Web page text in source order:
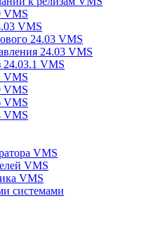
VMS
VMS
24.03 VMS
24.03 VMS
24.03.1 VMS
VMS
VMS
VMS
VMS
VMS
VMS
VMS
системами